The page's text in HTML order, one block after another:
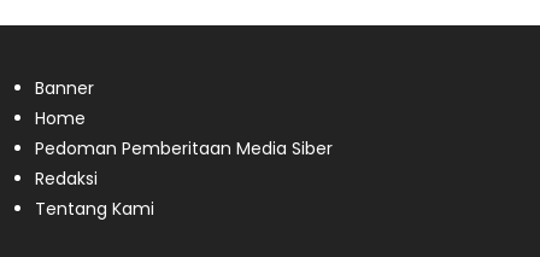
Banner
Home
Pedoman Pemberitaan Media Siber
Redaksi
Tentang Kami